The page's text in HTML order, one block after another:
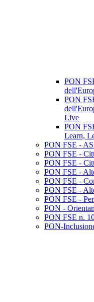
PON
PON
Live
PON
Learn,
PON FSE -
PON FSE -
PON FSE -
PON FSE -
PON FSE -
PON FSE -
PON FSE -
PON -
PON FSE n.
PON-